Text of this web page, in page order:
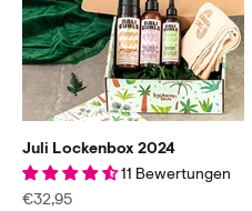
Juli Lockenbox 2024
11 Bewertungen
Angebot
€32,95